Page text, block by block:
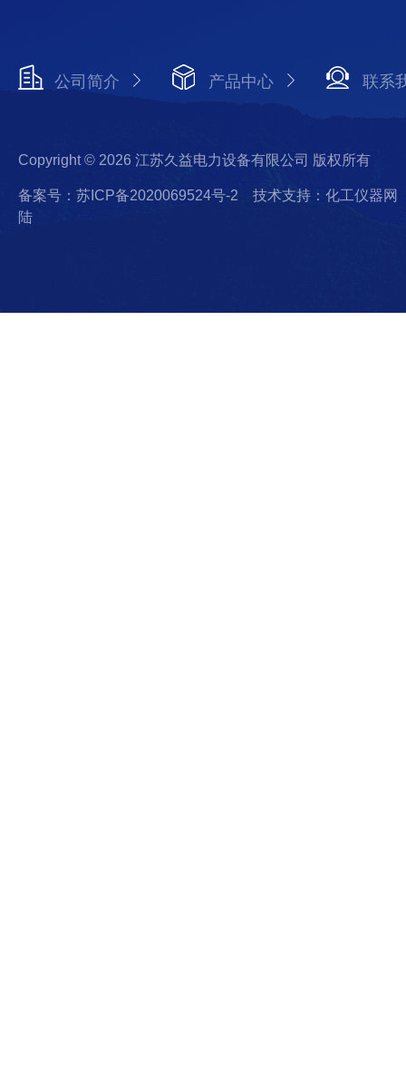
公司简介 产品中心 联系
Copyright © 2026 江苏久益电力设备有限公司 版权所有
备案号：苏ICP备2020069524号-2
技术支持：化工仪器网
陆